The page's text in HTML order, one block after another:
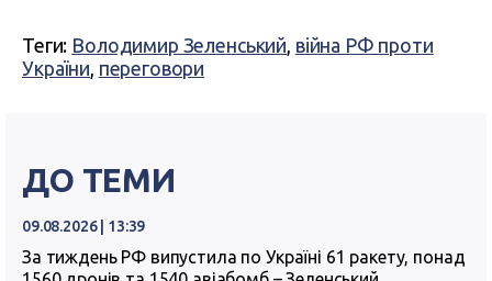
Теги: Володимир Зеленський, війна РФ проти
України, переговори
ДО ТЕМИ
09.08.2026 | 13:39
За тиждень РФ випустила по Україні 61 ракету, понад